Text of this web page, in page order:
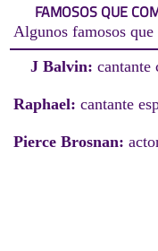
FAMOSOS QUE
Algunos famosos
J Balvin: cantante
Raphael: cantante
Pierce Brosnan: